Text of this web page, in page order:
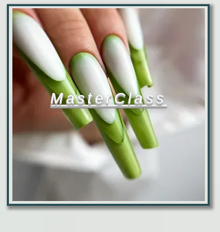
MasterClass